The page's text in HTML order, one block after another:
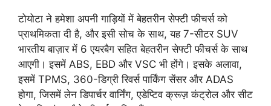
टोयोटा ने हमेशा अपनी गाड़ियों में बेहतरीन सेफ्टी फीचर्स को
प्राथमिकता दी है, और इसी सोच के साथ, यह 7-सीटर SUV
भारतीय बाज़ार में 6 एयरबैग सहित बेहतरीन सेफ्टी फीचर्स के साथ
आएगी। इसमें ABS, EBD और VSC भी होंगे। इसके अलावा,
इसमें TPMS, 360-डिग्री रिवर्स पार्किंग सेंसर और ADAS
होगा, जिसमें लेन डिपार्चर वार्निंग, एडेप्टिव क्रूज़ कंट्रोल और सीट